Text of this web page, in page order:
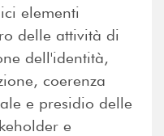
elementi
delle attività di
dell'identità,
coerenza
e presidio delle
e